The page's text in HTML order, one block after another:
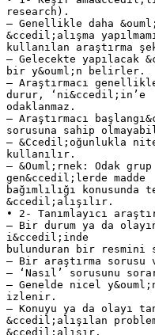
research).
– Genellikle daha
&ccedil;alışma
kullanılan araştırma
– Gelecekte yapılacak
bir y&ouml;n belirler.
– Araştırmacı
durur, ‘ni&ccedil;in’e
odaklanmaz.
– Araştırmacı
sorusuna sahip
– &Ccedil;oğunlukla
kullanılır.
– &Ouml;rnek: Odak
gen&ccedil;lerde madde
bağımlılığı konusunda
&ccedil;alışılır.
• 2- Tanımlayıcı
– Bir durum ya da
i&ccedil;inde
bulunduran bir resmini
– Bir araştırma sorusu
– ‘Nasıl’ sorusunu
– Genelde nicel
izlenir.
– Konuyu ya da olayı
&ccedil;alışılan
&ccedil;alışır.